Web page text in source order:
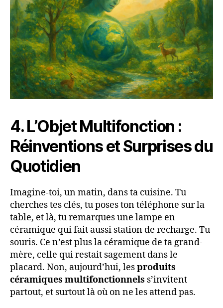
4. L’Objet Multifonction :
Réinventions et Surprises du
Quotidien
Imagine-toi, un matin, dans ta cuisine. Tu
cherches tes clés, tu poses ton téléphone sur la
table, et là, tu remarques une lampe en
céramique qui fait aussi station de recharge. Tu
souris. Ce n’est plus la céramique de ta grand-
mère, celle qui restait sagement dans le
placard. Non, aujourd’hui, lesproduits
céramiques multifonctionnels s’invitent
partout, et surtout là où on ne les attend pas.